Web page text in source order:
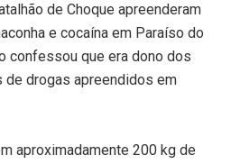
de Choque apreenderam
e cocaína em Paraíso do
confessou que era dono dos
de drogas apreendidos em
aproximadamente 200 kg de